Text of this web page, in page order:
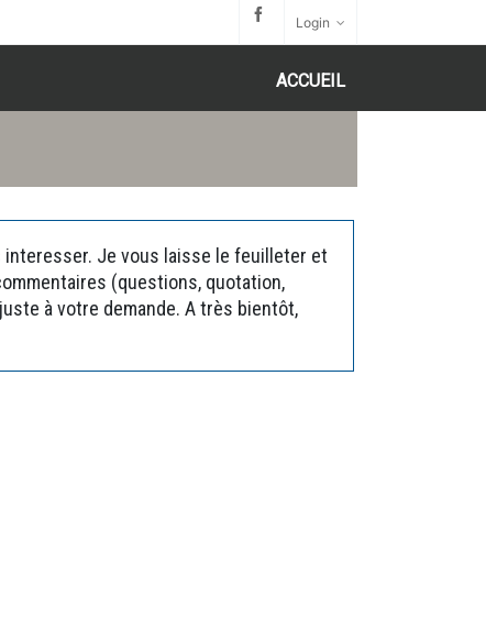
Login
ACCUEIL
Je vous laisse le feuilleter et
(questions, quotation,
à votre demande. A très bientôt,